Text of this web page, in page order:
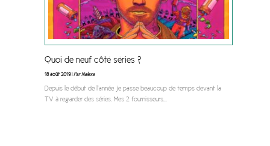
Quoi de neuf côté séries ?
18 août 2019 |Par Nalexa
Depuis le début de l’année je passe beaucoup de temps devant la
TV à regarder des séries. Mes 2 fournisseurs...